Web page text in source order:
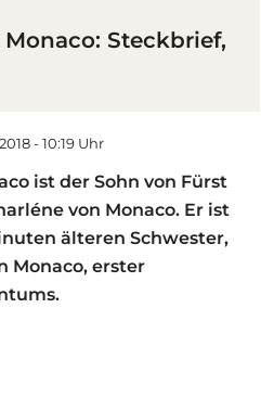
Steckbrief,
- 10:19 Uhr
ist der Sohn von Fürst
von Monaco. Er ist
älteren Schwester,
Monaco, erster